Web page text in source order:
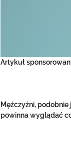
Artykuł
Mężczyźni,
powinna wyglądać